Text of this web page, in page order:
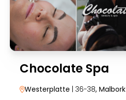
Chocolate Spa
Westerplatte | 36-38, Malbork